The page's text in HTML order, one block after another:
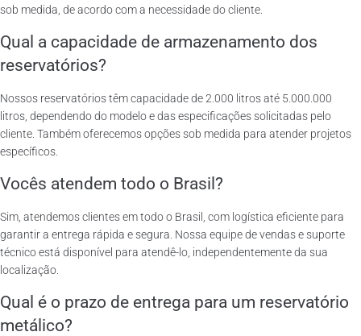
sob medida, de acordo com a necessidade do cliente.
Qual a capacidade de armazenamento dos
reservatórios?
Nossos reservatórios têm capacidade de 2.000 litros até 5.000.000
litros, dependendo do modelo e das especificações solicitadas pelo
cliente. Também oferecemos opções sob medida para atender projetos
específicos.
Vocês atendem todo o Brasil?
Sim, atendemos clientes em todo o Brasil, com logística eficiente para
garantir a entrega rápida e segura. Nossa equipe de vendas e suporte
técnico está disponível para atendê-lo, independentemente da sua
localização.
Qual é o prazo de entrega para um reservatório
metálico?